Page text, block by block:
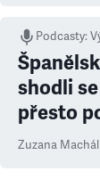
Podcasty:
shodli
přesto
Zuzana